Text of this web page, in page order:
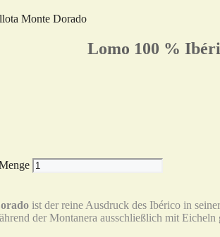
Monte Dorado
Lomo 100 %
ist der reine Ausdruck des Ibérico in
der Montanera ausschließlich mit